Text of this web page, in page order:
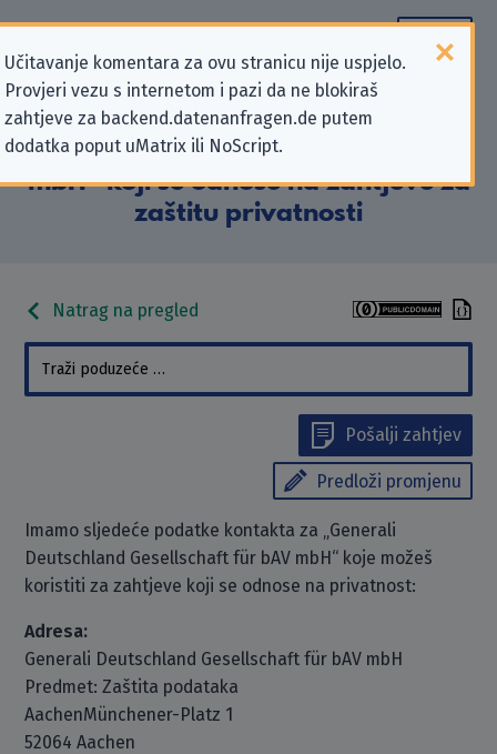
Učitavanje komentara za ovu stranicu nije uspjelo.
Provjeri vezu s internetom i pazi da ne blokiraš
zahtjeve za backend.datenanfragen.de putem
dodatka poput uMatrix ili NoScript.
Podaci kontakta „Generali
Deutschland Gesellschaft für bAV
mbH” koji se odnose na zahtjeve za
zaštitu privatnosti
Natrag na pregled
Pošalji zahtjev
Predloži promjenu
Imamo sljedeće podatke kontakta za „Generali
Deutschland Gesellschaft für bAV mbH“ koje možeš
koristiti za zahtjeve koji se odnose na privatnost:
Adresa:
Generali Deutschland Gesellschaft für bAV mbH
Predmet: Zaštita podataka
AachenMünchener-Platz 1
52064 Aachen